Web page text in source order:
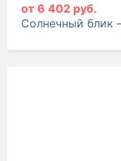
от 6 402 руб.
Солнечный блик